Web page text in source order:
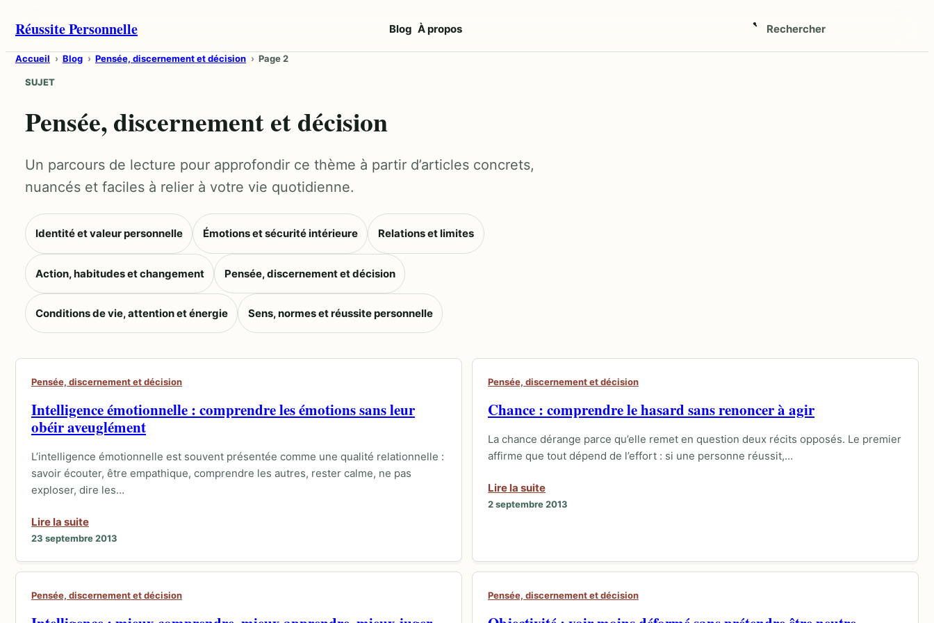
au
contenu
Réussite Personnelle Rechercher
Ouvrir
la
Blog À propos
Accueil Blog Pensée, discernement et décision Page 2
SUJET
Pensée, discernement et décision
Un parcours de lecture pour approfondir ce thème à partir d’articles concrets,
nuancés et faciles à relier à votre vie quotidienne.
Identité et valeur personnelle Émotions et sécurité intérieure Relations et limites
Action, habitudes et changement Pensée, discernement et décision
Conditions de vie, attention et énergie Sens, normes et réussite personnelle
Pensée, discernement et décision
Intelligence émotionnelle : comprendre les émotions sans leur
obéir aveuglément
L’intelligence émotionnelle est souvent présentée comme une qualité relationnelle :
savoir écouter, être empathique, comprendre les autres, rester calme, ne pas
exploser, dire les…
Lire la suite
23 septembre 2013
Pensée, discernement et décision
Chance : comprendre le hasard sans renoncer à agir
La chance dérange parce qu’elle remet en question deux récits opposés. Le premier
affirme que tout dépend de l’effort : si une personne réussit,…
Lire la suite
2 septembre 2013
Pensée, discernement et décision Pensée, discernement et décision